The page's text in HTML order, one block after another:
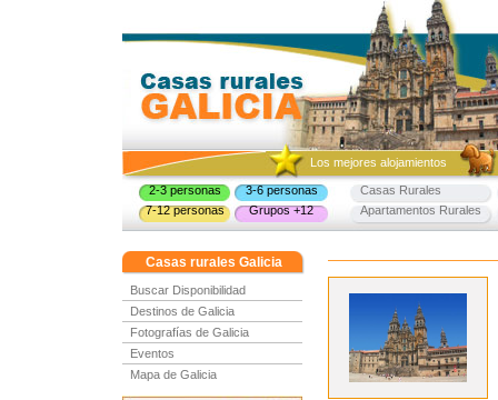
Los mejores alojamientos
2-3 personas 3-6 personas Casas Rurales
7-12 personas
Grupos +12 Apartamentos Rurales
Casas rurales Galicia
Buscar Disponibilidad
Destinos de Galicia
Fotografías de Galicia
Eventos
Mapa de Galicia